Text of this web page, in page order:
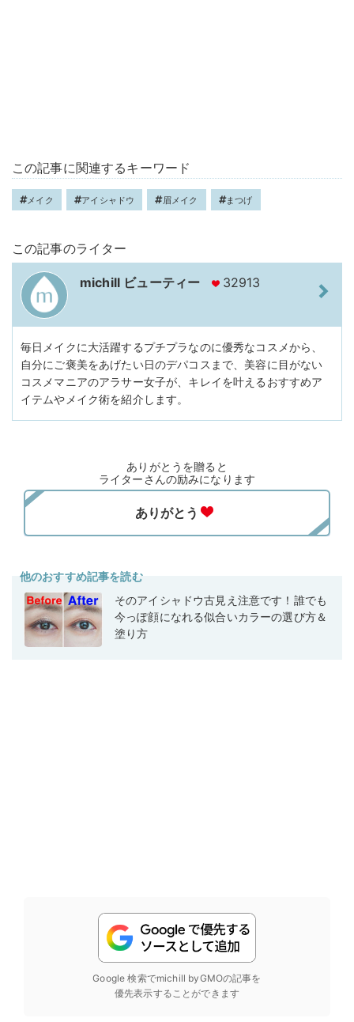
この記事に関連するキーワード
メイク アイシャドウ 眉メイク まつげ
この記事のライター
michill ビューティー 32913
毎日メイクに大活躍するプチプラなのに優秀なコスメから、
自分にご褒美をあげたい日のデパコスまで、美容に目がない
コスメマニアのアラサー女子が、キレイを叶えるおすすめア
イテムやメイク術を紹介します。
ありがとうを贈ると
ライターさんの励みになります
他のおすすめ記事を読む
そのアイシャドウ古見え注意です！誰でも
今っぽ顔になれる似合いカラーの選び方＆
塗り方
Google 検索でmichill byGMOの記事を
優先表示することができます